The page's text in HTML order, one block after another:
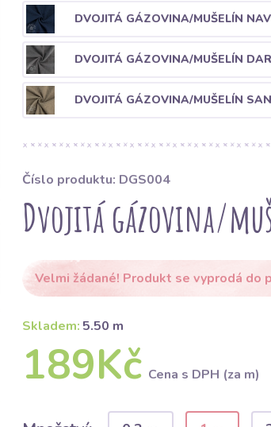
DVOJITÁ GÁZOVINA/MUŠELÍN
DVOJITÁ GÁZOVINA/MUŠELÍN
DVOJITÁ GÁZOVINA/MUŠELÍN
Číslo produktu: DGS004
Dvojitá gázovina/
Velmi žádané! Produkt se vyprodá do
Skladem: 5.50 m
189Kč Cena s DPH (za m)